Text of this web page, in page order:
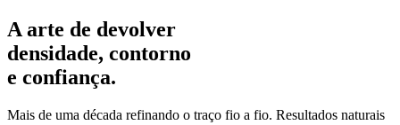
A arte de devolver
densidade, contorno
e confiança.
Mais de uma década refinando o traço fio a fio. Resultados naturais